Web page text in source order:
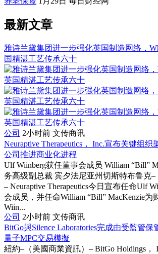
最新文章
雅诗兰黛集团进一步强化英国制造网络，
国精湛工艺传承六十
公司 2小时前 文传商讯
Neuraptive Therapeutics， Inc.宣布关键组
公司推进商业化进程
Ulf Wiinberg获任董事会成员 William “Bill”
务高级副总裁 宾夕法尼亚州切斯特布鲁克–
– Neuraptive Therapeutics今日宣布任命Ulf
会成员，并任命William “Bill” MacKenzie为
Wiin...
公司 2小时前 文传商讯
BitGo與Silence Laboratories完成由受監管
量子MPC交易模擬
紐約–（美國商業資訊）– BitGo Holdings，